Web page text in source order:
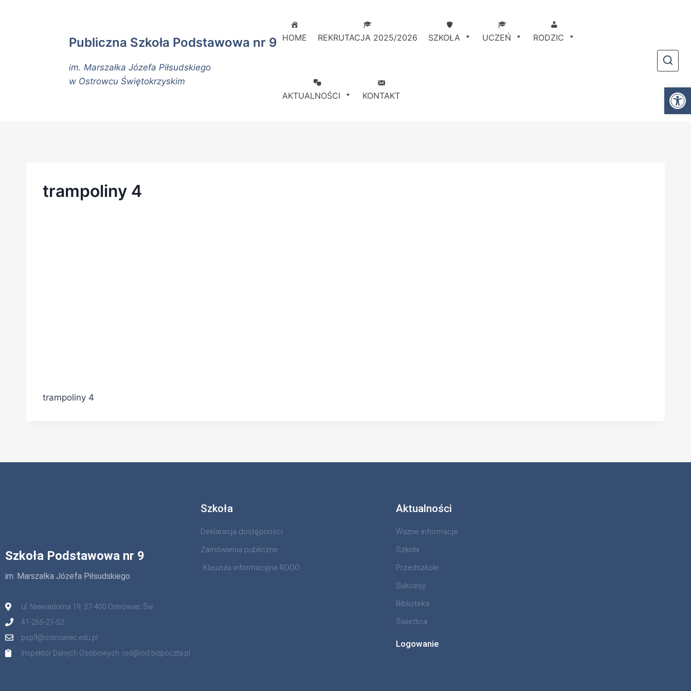
Publiczna Szkoła Podstawowa nr 9
im. Marszałka Józefa Piłsudskiego
w Ostrowcu Świętokrzyskim
HOME REKRUTACJA 2025/2026 SZKOŁA UCZEŃ RODZIC
AKTUALNOŚCI KONTAKT
trampoliny 4
trampoliny 4
Szkoła Podstawowa nr 9
im. Marszałka Józefa Piłsudskiego
ul. Niewiadoma 19, 27-400 Ostrowiec Św.
41-265-21-52
psp9@ostrowiec.edu.pl
Inspektor Danych Osobowych: iod@iod.bizpoczta.pl
Szkoła
Deklaracja dostępności
Zamówienia publiczne
Klauzula informacyjna RODO
Aktualności
Ważne informacje
Szkoła
Przedszkole
Sukcesy
Biblioteka
Świetlica
Logowanie